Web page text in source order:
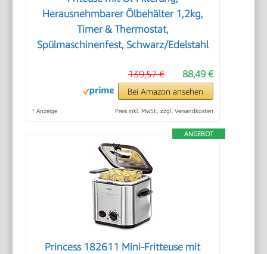
Herausnehmbarer Ölbehälter 1,2kg,
Timer & Thermostat,
Spülmaschinenfest, Schwarz/Edelstahl
88,49 €
139,57 €
Bei Amazon ansehen
* Anzeige Preis inkl. MwSt., zzgl. Versandkosten
ANGEBOT
Princess 182611 Mini-Fritteuse mit